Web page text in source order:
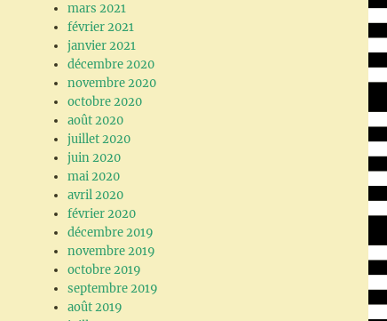
mars 2021
février 2021
janvier 2021
décembre 2020
novembre 2020
octobre 2020
août 2020
juillet 2020
juin 2020
mai 2020
avril 2020
février 2020
décembre 2019
novembre 2019
octobre 2019
septembre 2019
août 2019